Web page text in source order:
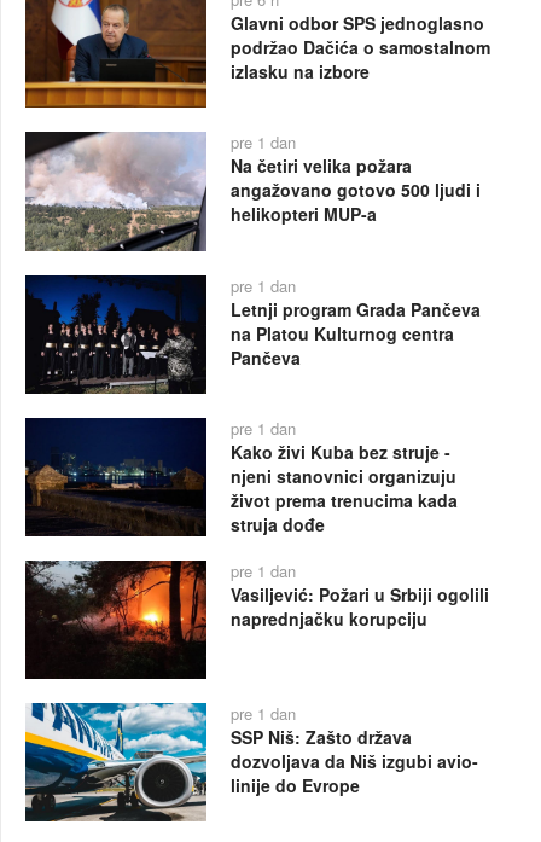
Glavni odbor SPS jednoglasno
podržao Dačića o samostalnom
izlasku na izbore
pre 1 dan
Na četiri velika požara
angažovano gotovo 500 ljudi i
helikopteri MUP-a
pre 1 dan
Letnji program Grada Pančeva
na Platou Kulturnog centra
Pančeva
pre 1 dan
Kako živi Kuba bez struje -
njeni stanovnici organizuju
život prema trenucima kada
struja dođe
pre 1 dan
Vasiljević: Požari u Srbiji ogolili
naprednjačku korupciju
pre 1 dan
SSP Niš: Zašto država
dozvoljava da Niš izgubi avio-
linije do Evrope